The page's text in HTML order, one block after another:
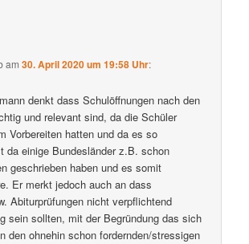
am30. April 2020 um 19:58 Uhr:
denkt dass Schulöffnungen nach den
und relevant sind, da die Schüler
Vorbereiten hatten und da es so
da einige Bundesländer z.B. schon
geschrieben haben und es somit
Er merkt jedoch auch an dass
Abiturprüfungen nicht verpflichtend
sein sollten, mit der Begründung das sich
den ohnehin schon fordernden/stressigen